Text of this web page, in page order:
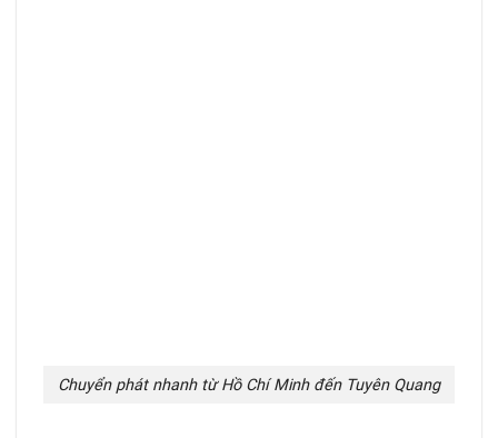
Chuyển phát nhanh từ Hồ Chí Minh đến Tuyên Quang